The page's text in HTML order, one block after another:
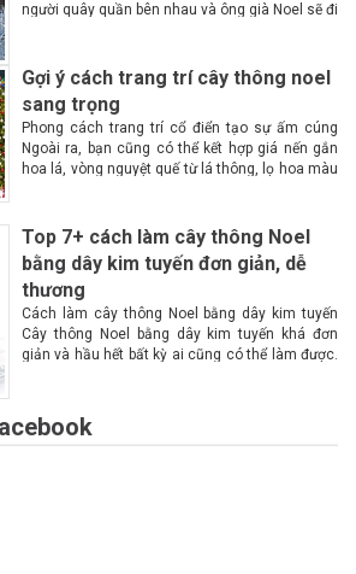
người quây quần bên nhau và ông già Noel sẽ đi
Gợi ý cách trang trí cây thông noel
sang trọng
Phong cách trang trí cổ điển tạo sự ấm cúng
Ngoài ra, bạn cũng có thể kết hợp giá nến gắn
hoa lá, vòng nguyệt quế từ lá thông, lọ hoa màu
Top 7+ cách làm cây thông Noel
bằng dây kim tuyến đơn giản, dễ
thương
Cách làm cây thông Noel bằng dây kim tuyến
Cây thông Noel bằng dây kim tuyến khá đơn
giản và hầu hết bất kỳ ai cũng có thể làm được.